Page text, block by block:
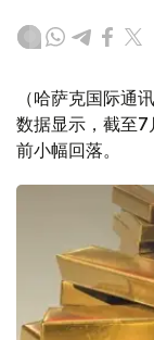
（哈萨克国际
数据显示，截至
前小幅回落。